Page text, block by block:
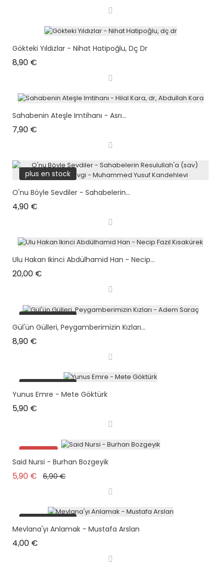
Gökteki Yıldızlar - Nihat Hatipoğlu, Dç Dr
8,90 €
Sahabenin Ateşle Imtihanı - Asrı...
7,90 €
plus en stock
O'nu Böyle Sevdiler - Sahabelerin...
4,90 €
Ulu Hakan Ikinci Abdülhamid Han - Necip...
20,00 €
plus en stock
Gül'ün Gülleri, Peygamberimizin Kızları...
8,90 €
plus en stock
Yunus Emre - Mete Göktürk
5,90 €
Promo !
Said Nursi - Burhan Bozgeyik
5,90 € Prix de base
6,90 €Prix
plus en stock
Mevlana'yı Anlamak - Mustafa Arslan
4,00 €